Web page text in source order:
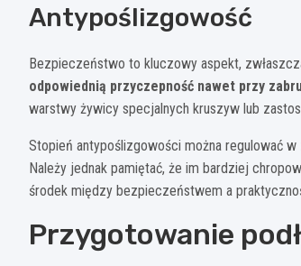
Antypoślizgowość
Bezpieczeństwo to kluczowy aspekt,
odpowiednią przyczepność nawet przy
warstwy żywicy specjalnych kruszyw lub
Stopień antypoślizgowości można regulować
Należy jednak pamiętać, że im bardziej
środek między bezpieczeństwem a
Przygotowanie